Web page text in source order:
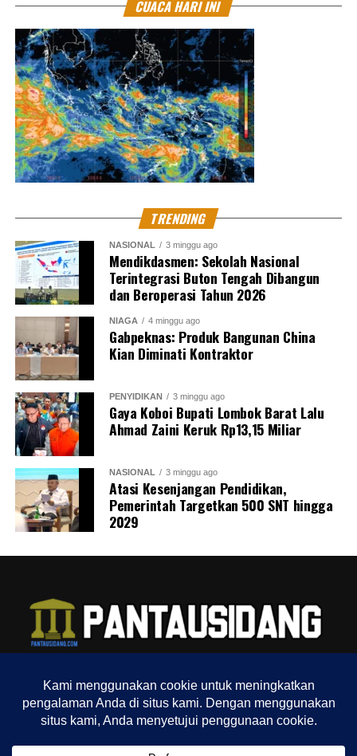
Diur Naone
North Sumatera Journalist
CUACA HARI INI
TRENDING
NASIONAL 3 minggu ago
Mendikdasmen: Sekolah Nasional
Terintegrasi Buton Tengah Dibangun
dan Beroperasi Tahun 2026
NIAGA 4 minggu ago
Gabpeknas: Produk Bangunan China
Kian Diminati Kontraktor
PENYIDIKAN 3 minggu ago
Gaya Koboi Bupati Lombok Barat Lalu
Ahmad Zaini Keruk Rp13,15 Miliar
NASIONAL 3 minggu ago
Atasi Kesenjangan Pendidikan,
Pemerintah Targetkan 500 SNT hingga
2029
YOUTUBE CHANNEL